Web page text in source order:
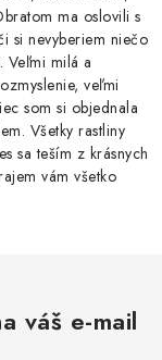
ma oslovili s
si nevyberiem niečo
Veľmi milá a
veľmi
som si objednala
Všetky rastliny
sa teším z krásnych
vám všetko
váš e-mail